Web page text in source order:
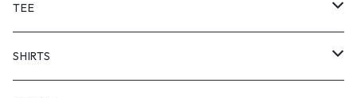
TEE
SHORT SLEEVE
SHIRTS